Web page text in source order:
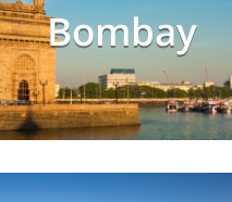
Bombay